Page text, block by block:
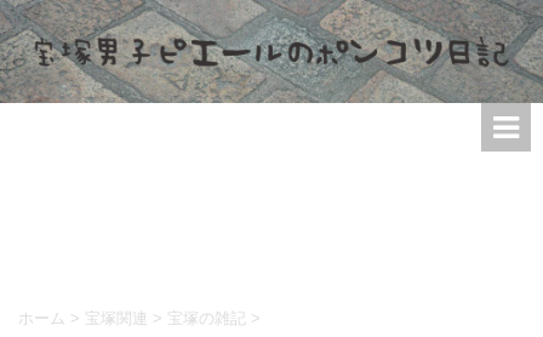
ホーム > 宝塚関連 > 宝塚の雑記 >